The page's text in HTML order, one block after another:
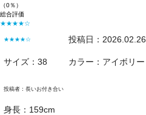
（0％）
総合評価
★★★★☆
★★★★☆ 投稿日：2026.02.26
サイズ：38 カラー：アイボリー
投稿者：長いお付き合い
身長：159cm